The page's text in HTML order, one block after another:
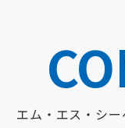
エム・エス・シー